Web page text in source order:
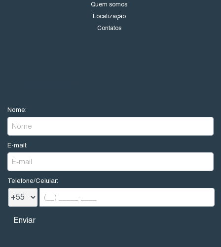
Quem somos
Localização
Contatos
Nome:
E-mail:
Telefone/Celular: